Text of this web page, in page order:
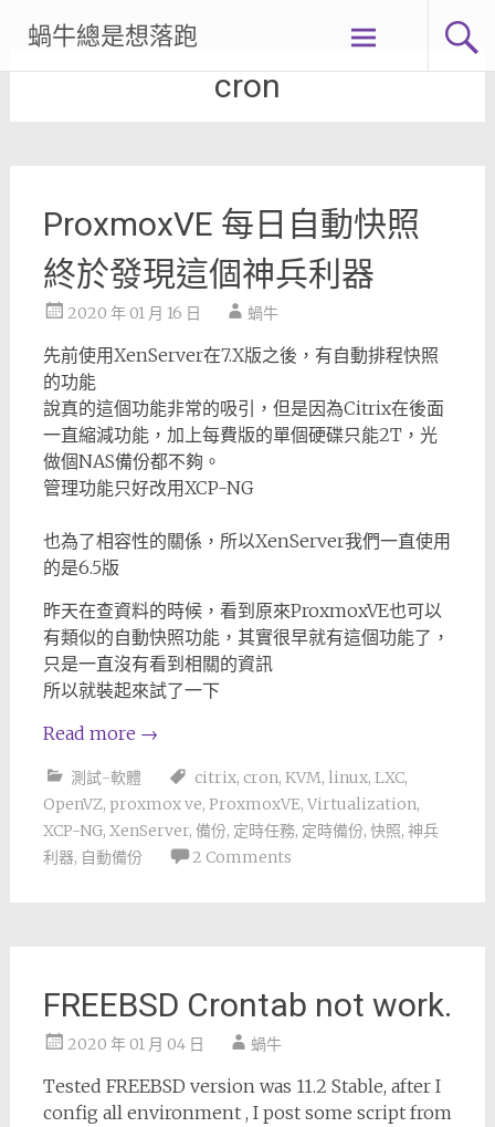
content
蝸牛總是想落跑
cron
ProxmoxVE 每日自動快照
終於發現這個神兵利器
2020 年 01 月 16 日 蝸牛
先前使用XenServer在7.X版之後，有自動排程快照
的功能
說真的這個功能非常的吸引，但是因為Citrix在後面
一直縮減功能，加上每費版的單個硬碟只能2T，光
做個NAS備份都不夠。
管理功能只好改用XCP-NG
也為了相容性的關係，所以XenServer我們一直使用
的是6.5版
昨天在查資料的時候，看到原來ProxmoxVE也可以
有類似的自動快照功能，其實很早就有這個功能了，
只是一直沒有看到相關的資訊
所以就裝起來試了一下
Read more →
測試-軟體 citrix, cron, KVM, linux, LXC,
OpenVZ, proxmox ve, ProxmoxVE, Virtualization,
XCP-NG, XenServer, 備份, 定時任務, 定時備份, 快照, 神兵
利器, 自動備份 2 Comments
FREEBSD Crontab not work.
2020 年 01 月 04 日 蝸牛
Tested FREEBSD version was 11.2 Stable, after I
config all environment , I post some script from